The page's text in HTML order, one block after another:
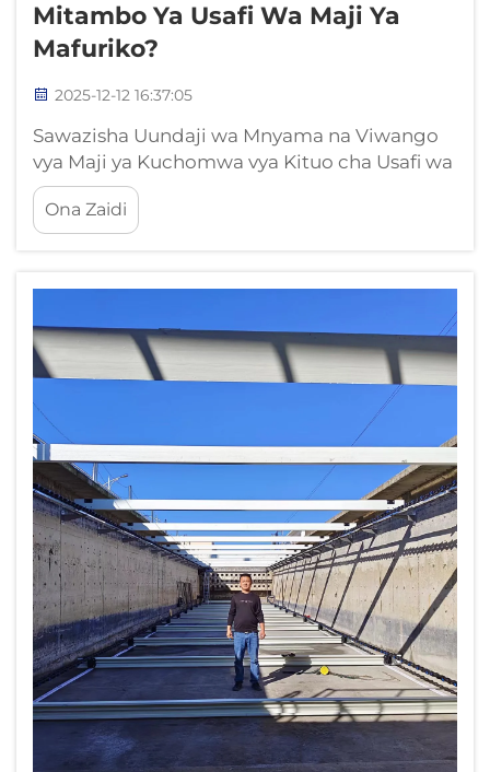
Mitambo Ya Usafi Wa Maji Ya
Mafuriko?
2025-12-12 16:37:05
Sawazisha Uundaji wa Mnyama na Viwango
vya Maji ya Kuchomwa vya Kituo cha Usafi wa
Maji ya Kuchomwa Mzigo wa Chumvi, Kasi ya
Kusimama, na Mchoro wa Kiova unachukua
Njia gani kwa Uwakilishi na Mahitaji ya
tunayoyatumia inaathiri jinsi tunavyosanidi...
Ona Zaidi